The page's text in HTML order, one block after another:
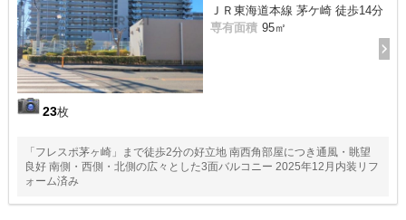
23枚
ＪＲ東海道本線 茅ケ崎 徒歩14分
専有面積 95㎡
「フレスポ茅ヶ崎」まで徒歩2分の好立地 南西角部屋につき通風・眺望
良好 南側・西側・北側の広々とした3面バルコニー 2025年12月内装リフ
ォーム済み